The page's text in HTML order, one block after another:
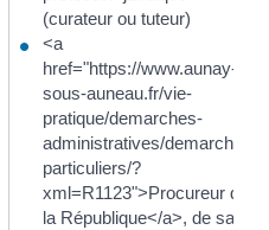
(curateur ou tuteur)
<a
href="https://www.aunay-
sous-auneau.fr/vie-
pratique/demarches-
administratives/demarches-
particuliers/?
xml=R1123">Procureur de
la République</a>, de sa